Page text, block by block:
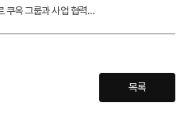
삼성重, 싱가포르 쿠옥 그룹과 사업 협력 강화한다
목록